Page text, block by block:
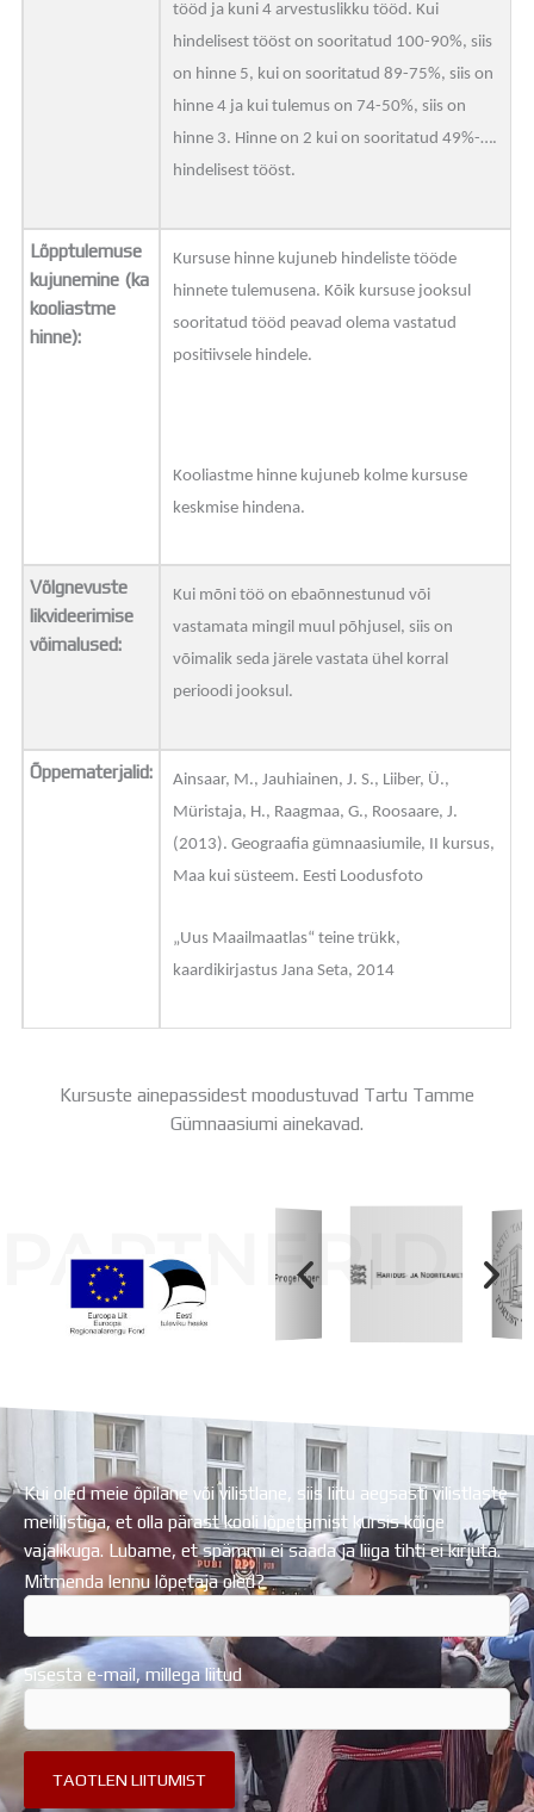
tööd ja kuni 4 arvestuslikku tööd. Kui
hindelisest tööst on sooritatud 100-90%, siis
on hinne 5, kui on sooritatud 89-75%, siis on
hinne 4 ja kui tulemus on 74-50%, siis on
hinne 3. Hinne on 2 kui on sooritatud 49%-….
hindelisest tööst.
Lõpptulemuse
kujunemine (ka
kooliastme
hinne):
Kursuse hinne kujuneb hindeliste tööde
hinnete tulemusena. Kõik kursuse jooksul
sooritatud tööd peavad olema vastatud
positiivsele hindele.
Kooliastme hinne kujuneb kolme kursuse
keskmise hindena.
Võlgnevuste
likvideerimise
võimalused:
Kui mõni töö on ebaõnnestunud või
vastamata mingil muul põhjusel, siis on
võimalik seda järele vastata ühel korral
perioodi jooksul.
Õppematerjalid:
Ainsaar, M., Jauhiainen, J. S., Liiber, Ü.,
Müristaja, H., Raagmaa, G., Roosaare, J.
(2013). Geograafia gümnaasiumile, II kursus,
Maa kui süsteem. Eesti Loodusfoto
„Uus Maailmaatlas“ teine trükk,
kaardikirjastus Jana Seta, 2014
Kursuste ainepassidest moodustuvad Tartu Tamme
Gümnaasiumi ainekavad.
PARTNERID
Kui oled meie õpilane või vilistlane, siis liitu aegsasti vilistlaste
meililistiga, et olla pärast kooli lõpetamist kursis kõige
vajalikuga. Lubame, et spämmi ei saada ja liiga tihti ei kirjuta.
Mitmenda lennu lõpetaja oled?
Sisesta e-mail, millega liitud